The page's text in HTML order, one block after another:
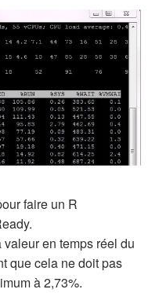
faire un R
en temps réel du
que cela ne doit pas
à 2,73%.